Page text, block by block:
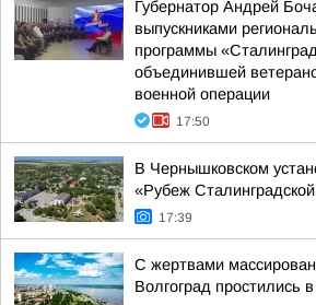
Губернатор Андрей
выпускниками
программы
объединившей
военной операции
17:50
В Чернышковском
«Рубеж
17:39
С жертвами
Волгоград простились